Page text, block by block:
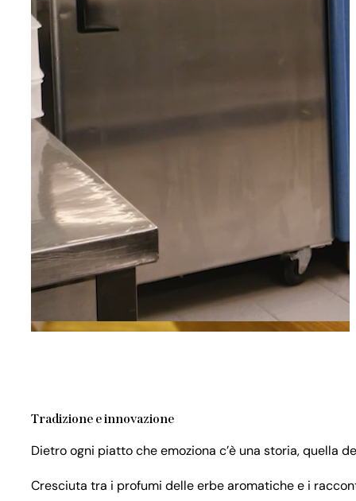
Tradizione e innovazione
Dietro ogni piatto che emoziona c’è una storia, quella
Cresciuta tra i profumi delle erbe aromatiche e i